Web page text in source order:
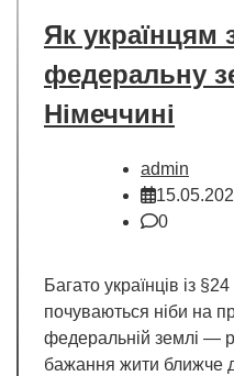
Як українцям
федеральну
Німеччині
admin
0
Багато українців із
почуваються ніби на
федеральній землі —
бажання жити ближче